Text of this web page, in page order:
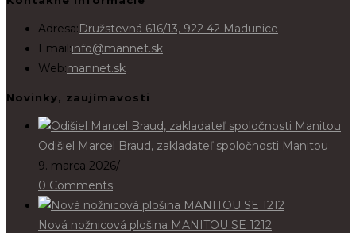
Adresa:Družstevná 616/13, 922 42 Madunice
Email:info@mannet.skOpens
Web:mannet.sk
Novinky, zaujímavosti
Odišiel Marcel Braud, zakladateľ spoločnosti Manitou
9. marca 2026/
0 Comments
Nová nožnicová plošina MANITOU SE 1212